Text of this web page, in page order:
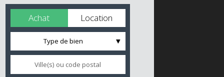
Achat Location
Type de bien